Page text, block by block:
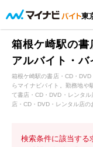
東
箱根ケ崎駅の
アルバイト・
箱根ケ崎駅の書店・CD・
らマイナビバイト。勤務地や
て書店・CD・DVD・レンタ
店・CD・DVD・レンタル店
検索条件に該当する